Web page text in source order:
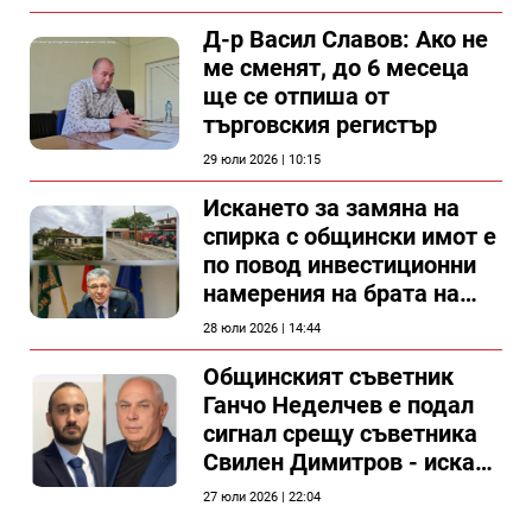
Д-р Васил Славов: Ако не
ме сменят, до 6 месеца
ще се отпиша от
търговския регистър
29 юли 2026 | 10:15
Искането за замяна на
спирка с общински имот е
по повод инвестиционни
намерения на брата на
председателя на
Общински съвет Силистра
28 юли 2026 | 14:44
Общинският съветник
Ганчо Неделчев е подал
сигнал срещу съветника
Свилен Димитров - иска
етичната комисия на
27 юли 2026 | 22:04